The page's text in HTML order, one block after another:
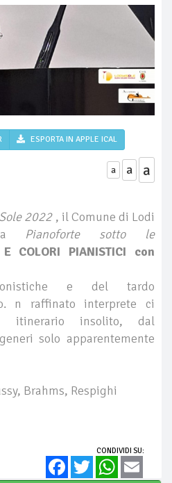
ESPORTA IN APPLE ICAL
a a a
2022 , il Comune di Lodi
Pianoforte sotto le
E COLORI PIANISTICI con
e del tardo
n raffinato interprete ci
itinerario insolito, dal
solo apparentemente
Brahms, Respighi
CONDIVIDI SU:
FacebookTwitter WhatsApp